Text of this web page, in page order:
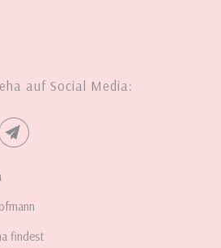
auf Social Media:
findest